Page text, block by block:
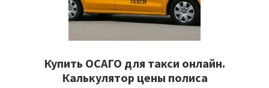
Купить ОСАГО для такси онлайн.
Калькулятор цены полиса